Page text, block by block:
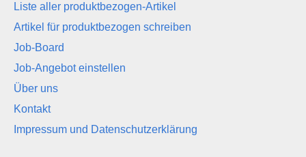
Liste aller produktbezogen-Artikel
Artikel für produktbezogen schreiben
Job-Board
Job-Angebot einstellen
Über uns
Kontakt
Impressum und Datenschutzerklärung